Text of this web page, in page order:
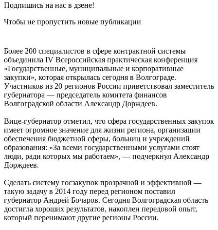
Подпишись на нас в дзене!
Чтобы не пропустить новые публикации
Более 200 специалистов в сфере контрактной системы
объединила IV Всероссийская практическая конференция
«Государственные, муниципальные и корпоративные
закупки», которая открылась сегодня в Волгограде.
Участников из 20 регионов России приветствовал заместитель
губернатора — председатель комитета финансов
Волгоградской области Александр Дорждеев.
Вице-губернатор отметил, что сфера государственных закупок
имеет огромное значение для жизни региона, организации
обеспечения бюджетной сферы, больниц и учреждений
образования: «За всеми государственными услугами стоят
люди, ради которых мы работаем», — подчеркнул Александр
Дорждеев.
Сделать систему госзакупок прозрачной и эффективной —
такую задачу в 2014 году перед регионом поставил
губернатор Андрей Бочаров. Сегодня Волгоградская область
достигла хороших результатов, накоплен передовой опыт,
который перенимают другие регионы России.